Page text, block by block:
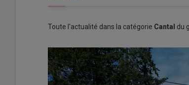
Toute l'actualité dans la catégorie Cantal du